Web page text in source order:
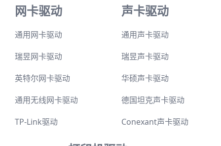
网卡驱动
通用网卡驱动
瑞昱网卡驱动
英特尔网卡驱动
通用无线网卡驱动
TP-Link驱动
声卡驱动
通用声卡驱动
瑞昱声卡驱动
华硕声卡驱动
德国坦克声卡驱动
Conexant声卡驱动